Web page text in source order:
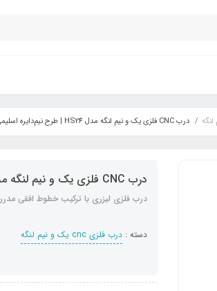
درب CNC فلزی یک و نیم لنگه مدل HS24 | طرح نیم‌دایره اسلیمی مدرن
درب CNC فلزی یک و نیم لنگه مدل HS24 | طرح نیم‌دایره اسلیمی مدرن
درب فلزی لیزری با ترکیب خطوط افقی
دسته : درب فلزی cnc یک و نیم لنگه